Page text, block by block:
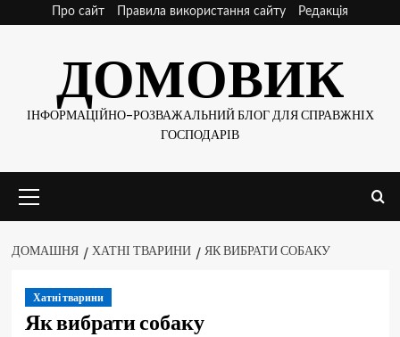
Про сайт Правила використання сайту Редакція
ДОМОВИК
ІНФОРМАЦІЙНО-РОЗВАЖАЛЬНИЙ БЛОГ ДЛЯ СПРАВЖНІХ
ГОСПОДАРІВ
меню
ДОМАШНЯ ХАТНІ ТВАРИНИ ЯК ВИБРАТИ СОБАКУ
Хатні тварини
Як вибрати собаку